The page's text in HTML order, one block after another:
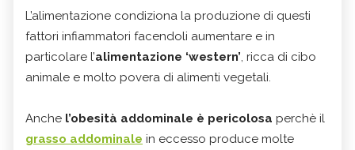
L’alimentazione condiziona la produzione di questi
fattori infiammatori facendoli aumentare e in
particolare l’alimentazione ‘western’, ricca di cibo
animale e molto povera di alimenti vegetali.
Anche l’obesità addominale è pericolosa perchè il
grasso addominale in eccesso produce molte